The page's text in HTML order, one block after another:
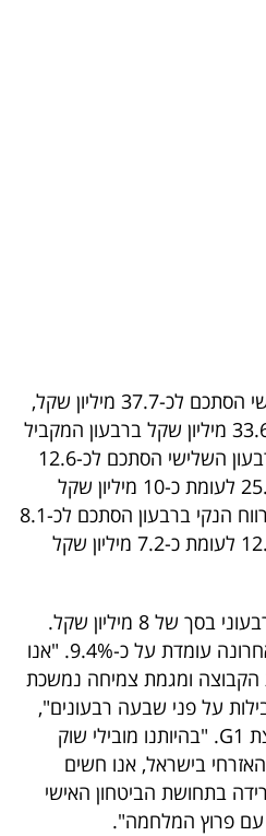
הרווח הגולמי ברבעון השלישי הסתכם לכ-37.7 מיליון שקל,
גידול של כ-12% לעומת כ-33.6 מיליון שקל ברבעון המקביל
ברבעון השלישי הסתכם לכ-12.6
מיליון שקל, גידול של כ-25.5% לעומת כ-10 מיליון שקל
ברבעון המקביל אשתקד. הרווח הנקי ברבעון הסתכם לכ-8.1
מיליון שקל, גידול של כ-12.8% לעומת כ-7.2 מיליון שקל
רבעוני בסך של 8 מיליון שקל.
בשנה האחרונה עומדת על כ-9.4%. "אנו
הקבוצה ומגמת צמיחה נמשכת
על פני שבעה רבעונים",
מסר מיקי אדיב, מנכ"ל קבוצת G1. "בהיותנו מובילי שוק
בישראל, אנו חשים
בתחושת הביטחון האישי
פרוץ המלחמה".